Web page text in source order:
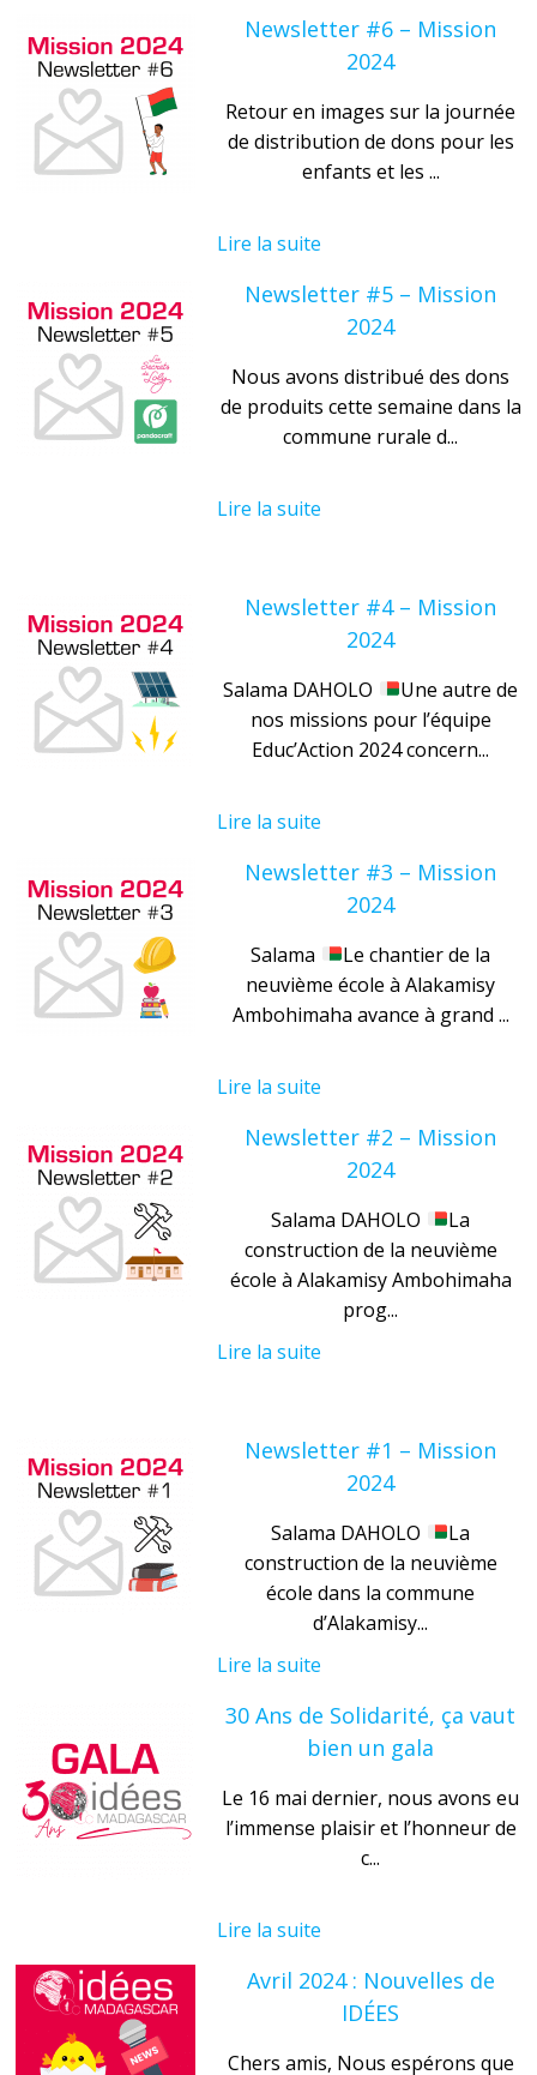
Newsletter #6 – Mission
2024
Retour en images sur la journée
de distribution de dons pour les
enfants et les ...
Lire la suite
Newsletter #5 – Mission
2024
Nous avons distribué des dons
de produits cette semaine dans la
commune rurale d...
Lire la suite
Newsletter #4 – Mission
2024
Salama DAHOLO
Une autre de
nos missions pour l’équipe
Educ’Action 2024 concern...
Lire la suite
Newsletter #3 – Mission
2024
Salama
Le chantier de la
neuvième école à Alakamisy
Ambohimaha avance à grand ...
Lire la suite
Newsletter #2 – Mission
2024
Salama DAHOLO
La
construction de la neuvième
école à Alakamisy Ambohimaha
prog...
Lire la suite
Newsletter #1 – Mission
2024
Salama DAHOLO
La
construction de la neuvième
école dans la commune
d’Alakamisy...
Lire la suite
30 Ans de Solidarité, ça vaut
bien un gala
Le 16 mai dernier, nous avons eu
l’immense plaisir et l’honneur de
c...
Lire la suite
Avril 2024 : Nouvelles de
IDÉES
Chers amis, Nous espérons que